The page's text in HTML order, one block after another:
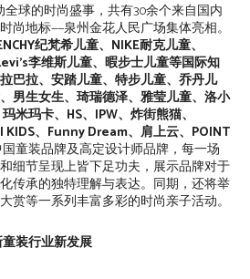
全球的时尚盛事，共有30余个来自国内
尚地标——泉州金花人民广场集体亮相。
纪梵希儿童、NIKE耐克儿童、
李维斯儿童、暇步士儿童等国际知
巴拉、安踏儿童、特步儿童、乔丹儿
男生女生、琦瑞德泽、雅莹儿童、洛小
米玛卡、HS、IPW、炸街熊猫、
KIDS、Funny Dream、肩上云、POINT
童装品牌及高定设计师品牌，每一场
细节呈现上皆下足功夫，展示品牌对于
传承的独特理解与表达。同期，还将举
赏等一系列丰富多彩的时尚亲子活动。
装行业新发展